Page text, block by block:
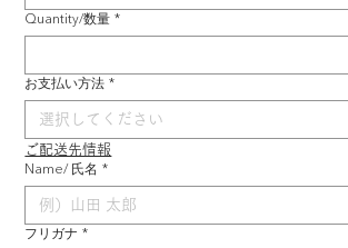
Quantity/数量 *
お支払い方法 *
ご配送先情報
Name/ 氏名 *
フリガナ *